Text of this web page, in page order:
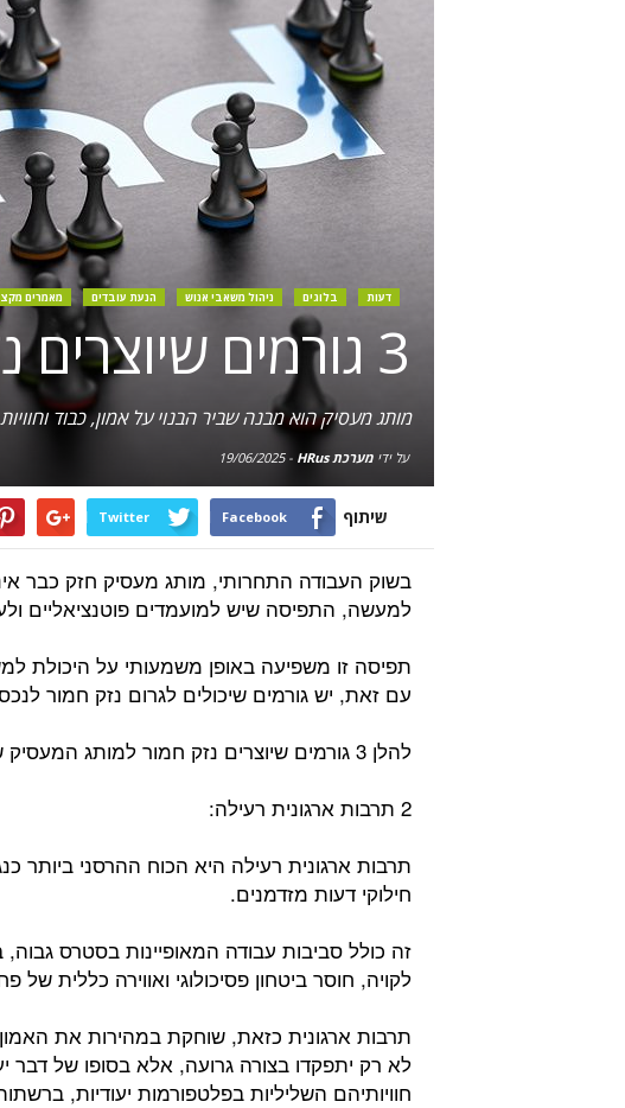
דעות בלוגים ניהול משאבי אנוש הנעת עובדים מאמרים
3 גורמים שיוצרים נזק חמור למותג המעסיק של הארגון
מותג מעסיק הוא מבנה שביר הבנוי על אמון, כבוד וחוויות
על ידימערכת HRus -
19/06/2025
שיתוף Facebook
Twitter
בשוק העבודה התחרותי, מותג מעסיק חזק כבר
למעשה, התפיסה שיש למועמדים פוטנציאליים
תפיסה זו משפיעה באופן משמעותי על היכולת
עם זאת, יש גורמים שיכולים לגרום נזק חמור לנכס
להלן 3 גורמים שיוצרים נזק חמור למותג המעסיק של הארגון:
2 תרבות ארגונית רעילה:
תרבות ארגונית רעילה היא הכוח ההרסני ביותר
חילוקי דעות מזדמנים.
זה כולל סביבות עבודה המאופיינות בסטרס גבוה,
לקויה, חוסר ביטחון פסיכולוגי ואווירה כללית של
תרבות ארגונית כזאת, שוחקת במהירות את
לא רק יתפקדו בצורה גרועה, אלא בסופו של דבר
חוויותיהם השליליות בפלטפורמות יעודיות,